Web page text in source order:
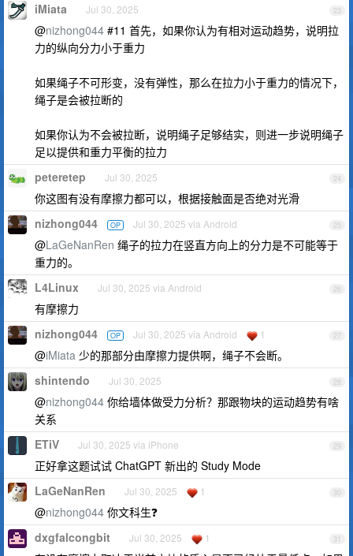
23
iMiata Jul 30, 2025
@nizhong044 #11 首先，如果你认为有相对运动趋势，说明拉
力的纵向分力小于重力
如果绳子不可形变，没有弹性，那么在拉力小于重力的情况下，
绳子是会被拉断的
如果你认为不会被拉断，说明绳子足够结实，则进一步说明绳子
足以提供和重力平衡的拉力
24
peteretep Jul 30, 2025
你这图有没有摩擦力都可以，根据接触面是否绝对光滑
25
nizhong044 OP Jul 30, 2025 via Android
@LaGeNanRen 绳子的拉力在竖直方向上的分力是不可能等于
重力的。
26
L4Linux Jul 30, 2025 via Android
有摩擦力
27
nizhong044 OP Jul 30, 2025 via Android 1
@iMiata 少的那部分由摩擦力提供啊，绳子不会断。
28
shintendo Jul 30, 2025
@nizhong044 你给墙体做受力分析？那跟物块的运动趋势有啥
关系
29
ETiV Jul 30, 2025 via iPhone
正好拿这题试试 ChatGPT 新出的 Study Mode
30
LaGeNanRen Jul 30, 2025 1
@nizhong044 你文科生❓
31
dxgfalcongbit Jul 30, 2025 1